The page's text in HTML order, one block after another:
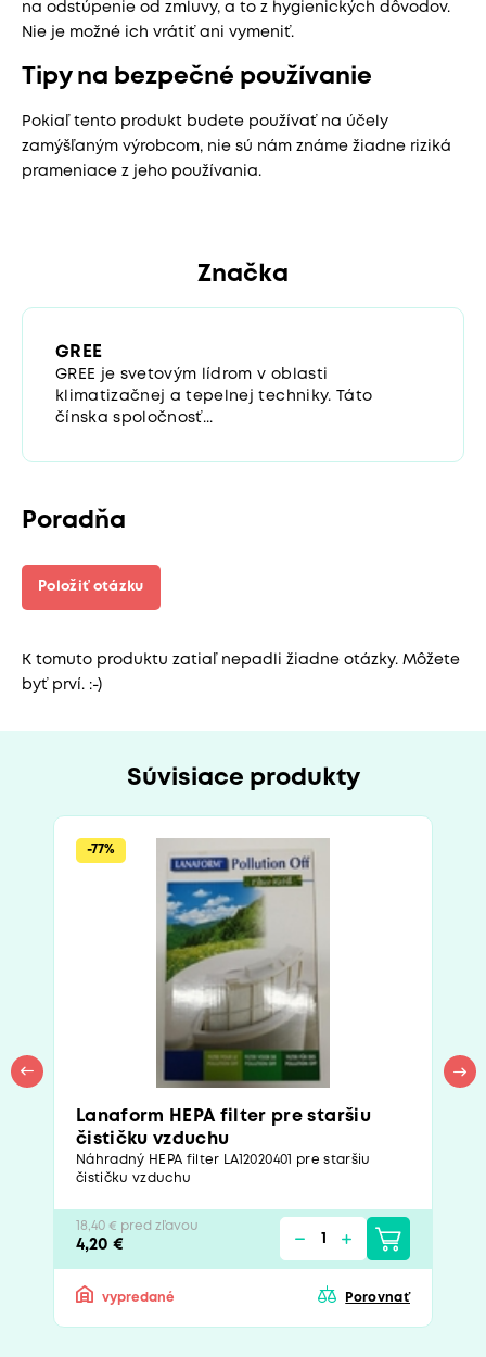
na odstúpenie od zmluvy, a to z hygienických dôvodov.
Nie je možné ich vrátiť ani vymeniť.
Tipy na bezpečné používanie
Pokiaľ tento produkt budete používať na účely
zamýšľaným výrobcom, nie sú nám známe žiadne riziká
prameniace z jeho používania.
Značka
GREE
GREE je svetovým lídrom v oblasti
klimatizačnej a tepelnej techniky. Táto
čínska spoločnosť...
Poradňa
Položiť otázku
K tomuto produktu zatiaľ nepadli žiadne otázky. Môžete
byť prví. :-)
Súvisiace produkty
-77%
Lanaform HEPA filter pre staršiu
čističku vzduchu
Náhradný HEPA filter LA12020401 pre staršiu
čističku vzduchu
18,40 € pred zľavou
4,20 €
vypredané Porovnať